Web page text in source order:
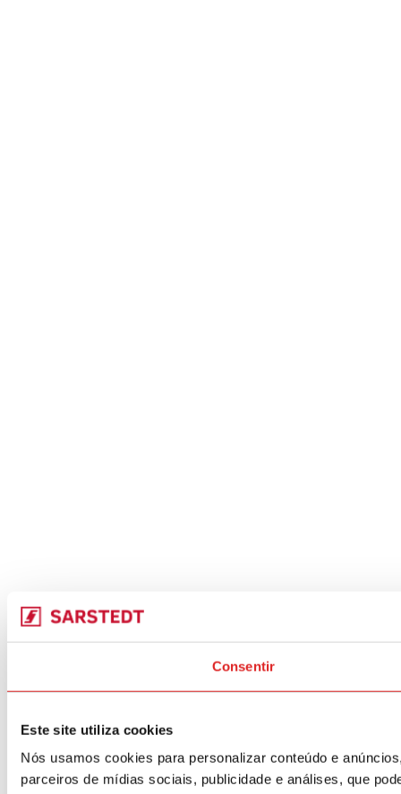
Consentir
Este site utiliza cookies
Nós usamos cookies para personalizar conteúdo e
parceiros de mídias sociais, publicidade e análises, que